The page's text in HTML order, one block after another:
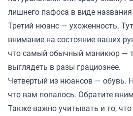
лишнего пафоса в виде
Третий нюанс — ухоженность.
внимание на состояние ваших
что самый обычный маникюр —
выглядеть в разы грациознее.
Четвертый из нюансов — обувь.
что вам попалось. Обратите
Также важно учитывать и то,